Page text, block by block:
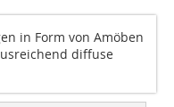
in Form von Amöben
diffuse